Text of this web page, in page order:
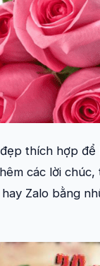
thích hợp
các lời
Zalo bằng